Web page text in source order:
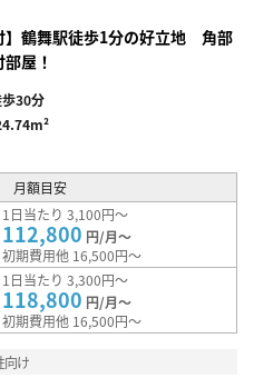
】鶴舞駅徒歩1分の好立地 角部
屋！
30分
月額目安
1日当たり 3,100円～
112,800 円/月～
初期費用他 16,500円～
1日当たり 3,300円～
118,800 円/月～
初期費用他 16,500円～
向け